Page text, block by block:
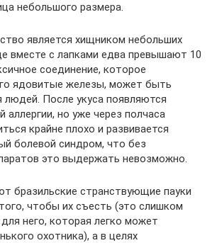
небольшого размера.
является хищником небольших
вместе с лапками едва превышают 10
соединение, которое
ядовитые железы, может быть
людей. После укуса появляются
аллергии, но уже через полчаса
крайне плохо и развивается
болевой синдром, что без
это выдержать невозможно.
бразильские странствующие пауки
чтобы их съесть (это слишком
него, которая легко может
охотника), а в целях